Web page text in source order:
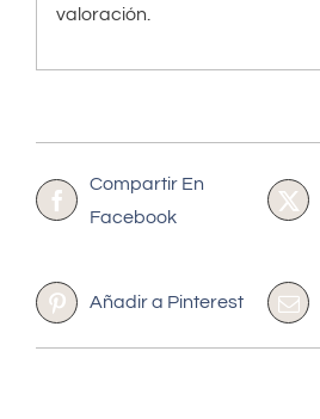
valoración.
Compartir En
Facebook
Añadir a Pinterest